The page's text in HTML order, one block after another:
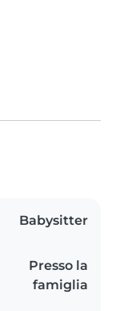
Babysitter
Presso la
famiglia